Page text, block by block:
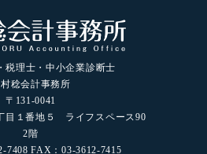
税理士・中小企業診断士
稔会計事務所
〒131-0041
目１番地５ ライフスペース90
2階
7408 FAX：03-3612-7415